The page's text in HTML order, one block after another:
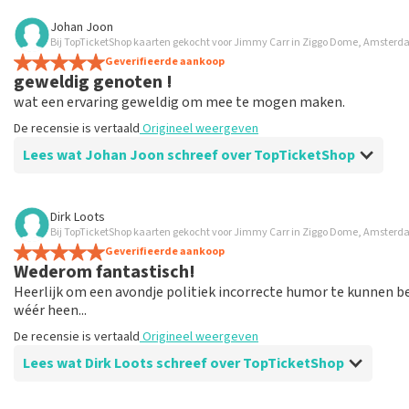
Beoordeling van Angela Romijn-Penney over
Great
Great
De recensie is vertaald Origineel weergeven
Johan Joon
Bij TopTicketShop kaarten gekocht voor Jimmy Carr in Ziggo Dome,
Geverifieerde aankoop
geweldig genoten !
wat een ervaring geweldig om mee te mogen maken.
De recensie is vertaald Origineel weergeven
Lees wat Johan Joon schreef over TopTicketShop
Beoordeling van Johan Joon over
keurig
netjes geregeld aanrader
De recensie is vertaald Origineel weergeven
Dirk Loots
Bij TopTicketShop kaarten gekocht voor Jimmy Carr in Ziggo Dome,
Geverifieerde aankoop
Wederom fantastisch!
Heerlijk om een avondje politiek incorrecte humor te kunnen
wéér heen...
De recensie is vertaald Origineel weergeven
Lees wat Dirk Loots schreef over TopTicketShop